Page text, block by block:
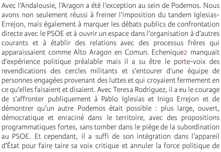
Avec l’Andalousie, l’Aragon a été l’exception au sein de Podemos. Nous
avons non seulement réussi à freiner l’imposition du tandem Iglesias-
Errejon, mais également à marquer les débats publics de confrontation
directe avec le PSOE et à ouvrir un espace dans l’organisation à d’autres
courants et à établir des relations avec des processus frères qui
apparaissaient comme Alto Aragon en Comun. Echenique2 manquait
d’expérience politique préalable mais il a su être le porte-voix des
revendications des cercles militants et s’entourer d’une équipe de
personnes engagées provenant des luttes et qui croyaient fermement en
ce qu’elles faisaient et disaient. Avec Teresa Rodriguez, il a eu le courage
de s’affronter publiquement à Pablo Iglesias et Inigo Errejon et de
démontrer qu’un autre Podemos était possible : plus large, ouvert,
démocratique et enraciné dans le territoire, avec des propositions
programmatiques fortes, sans tomber dans le piège de la subordination
au PSOE. Et cependant, il a suffi de son intégration dans l’appareil
d’État pour faire taire sa voix critique et annuler la force politique de